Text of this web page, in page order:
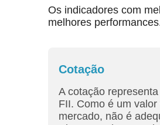
Os indicadores com
melhores
Cotação
A cotação
FII. Como é um
mercado, não é